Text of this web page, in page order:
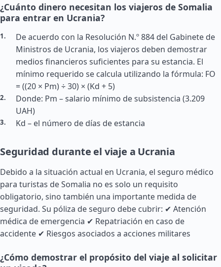
¿Cuánto dinero necesitan los viajeros de Somalia
para entrar en Ucrania?
De acuerdo con la Resolución N.º 884 del Gabinete de
Ministros de Ucrania, los viajeros deben demostrar
medios financieros suficientes para su estancia. El
mínimo requerido se calcula utilizando la fórmula: FO
= ((20 × Pm) ÷ 30) × (Kd + 5)
Donde: Pm – salario mínimo de subsistencia (3.209
UAH)
Kd – el número de días de estancia
Seguridad durante el viaje a Ucrania
Debido a la situación actual en Ucrania, el seguro médico
para turistas de Somalia no es solo un requisito
obligatorio, sino también una importante medida de
seguridad. Su póliza de seguro debe cubrir: ✔ Atención
médica de emergencia ✔ Repatriación en caso de
accidente ✔ Riesgos asociados a acciones militares
¿Cómo demostrar el propósito del viaje al solicitar